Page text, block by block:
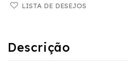
LISTA DE DESEJOS
Descrição